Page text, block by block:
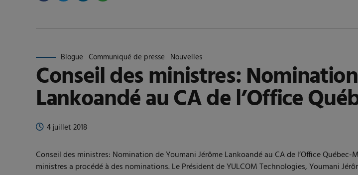
Blogue Communiqué de presse Nouvelles
Conseil des ministres:
Lankoandé au CA de l’Office
4 juillet 2018
Conseil des ministres: Nomination de Youmani Jérôme Lankoandé au CA de l’Office
ministres a procédé à des nominations. Le Président de YULCOM Technologies, Youmani